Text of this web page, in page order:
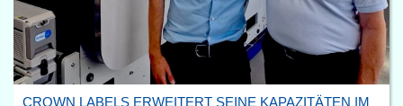
CROWN LABELS ERWEITERT SEINE KAPAZITÄTEN IM